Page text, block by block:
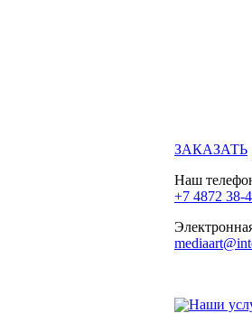
ЗАКАЗАТЬ
Наш
+7 4872 38-
Наши